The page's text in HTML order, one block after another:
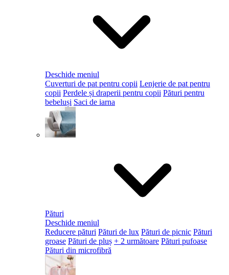
Deschide meniul
Cuverturi de pat pentru copii Lenjerie de pat pentru
copii Perdele și draperii pentru copii Pături pentru
bebeluși Saci de iarna
Pături
Deschide meniul
Reducere pături Pături de lux Pături de picnic Pături
groase Pături de pluș + 2 următoare Pături pufoase
Pături din microfibră